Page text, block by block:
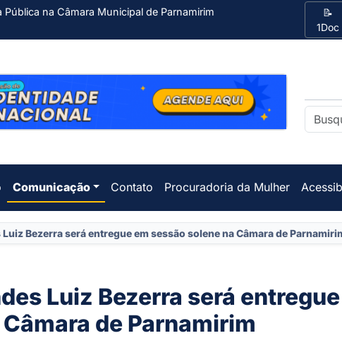
na Câmara Municipal de Parnamirim
📝
1Doc
Comunicação Contato Procuradoria da Mulher
Bezerra será entregue em sessão solene na Câmara de
Luiz Bezerra será entregue
de Parnamirim